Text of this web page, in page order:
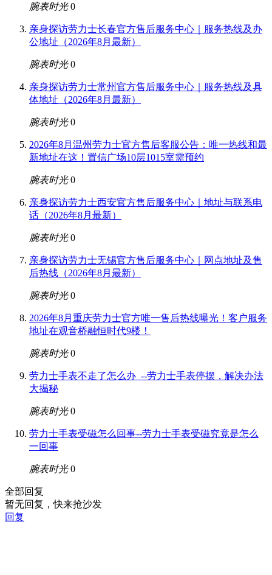
腕表时光 0
亲身探访劳力士长春官方售后服务中心｜服务热线及办
公地址（2026年8月最新）
腕表时光 0
亲身探访劳力士常州官方售后服务中心｜服务热线及具
体地址（2026年8月最新）
腕表时光 0
2026年8月温州劳力士官方售后客服公告：唯一热线和最
新地址在这！置信广场10层1015室需预约
腕表时光 0
亲身探访劳力士西安官方售后服务中心｜地址与联系电
话（2026年8月最新）
腕表时光 0
亲身探访劳力士无锡官方售后服务中心｜网点地址及售
后热线（2026年8月最新）
腕表时光 0
2026年8月重庆劳力士官方唯一售后热线曝光！客户服务
地址在观音桥融恒时代9楼！
腕表时光 0
劳力士手表不走了怎么办_--劳力士手表停摆，解决办法
大揭秘
腕表时光 0
劳力士手表受磁怎么回事--劳力士手表受磁究竟是怎么
一回事
腕表时光 0
全部回复
暂无回复，快来抢沙发
回复